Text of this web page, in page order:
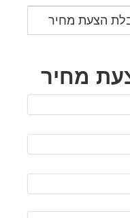
הצעת מחיר
מחיר